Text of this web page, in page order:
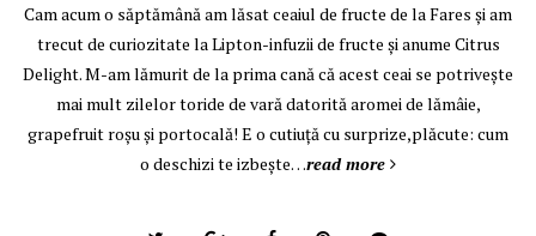
Cam acum o săptămână am lăsat ceaiul de fructe de la Fares şi am
trecut de curiozitate la Lipton-infuzii de fructe şi anume Citrus
Delight. M-am lămurit de la prima cană că acest ceai se potriveşte
mai mult zilelor toride de vară datorită aromei de lămâie,
grapefruit roşu şi portocală! E o cutiuţă cu surprize,plăcute: cum
o deschizi te izbeşte…read more